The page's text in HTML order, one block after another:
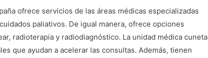
ofrece servicios de las áreas médicas especializadas
paliativos. De igual manera, ofrece opciones
radioterapia y radiodiagnóstico. La unidad médica cuneta
que ayudan a acelerar las consultas. Además, tienen